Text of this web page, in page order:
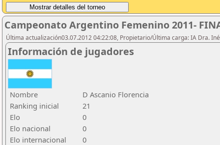
Campeonato Argentino Femenino 2011-
Última actualización03.07.2012 04:22:08, Propietario/Última carga: IA Dra.
Información de jugadores
Nombre
D Ascanio Florencia
Ranking inicial
21
Elo
0
Elo nacional
0
Elo internacional
0